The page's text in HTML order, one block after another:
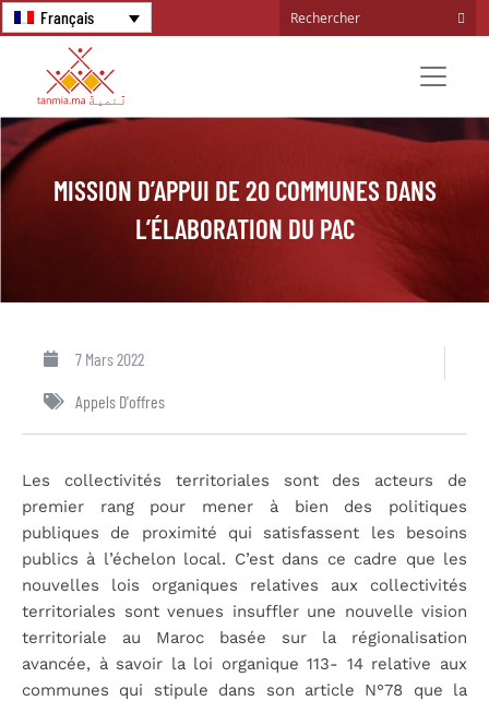
Français
MISSION D’APPUI DE 20 COMMUNES DANS
L’ÉLABORATION DU PAC
7 Mars 2022
Appels D'offres
Les collectivités territoriales sont des acteurs de
premier rang pour mener à bien des politiques
publiques de proximité qui satisfassent les besoins
publics à l’échelon local. C’est dans ce cadre que les
nouvelles lois organiques relatives aux collectivités
territoriales sont venues insuffler une nouvelle vision
territoriale au Maroc basée sur la régionalisation
avancée, à savoir la loi organique 113- 14 relative aux
communes qui stipule dans son article N°78 que la